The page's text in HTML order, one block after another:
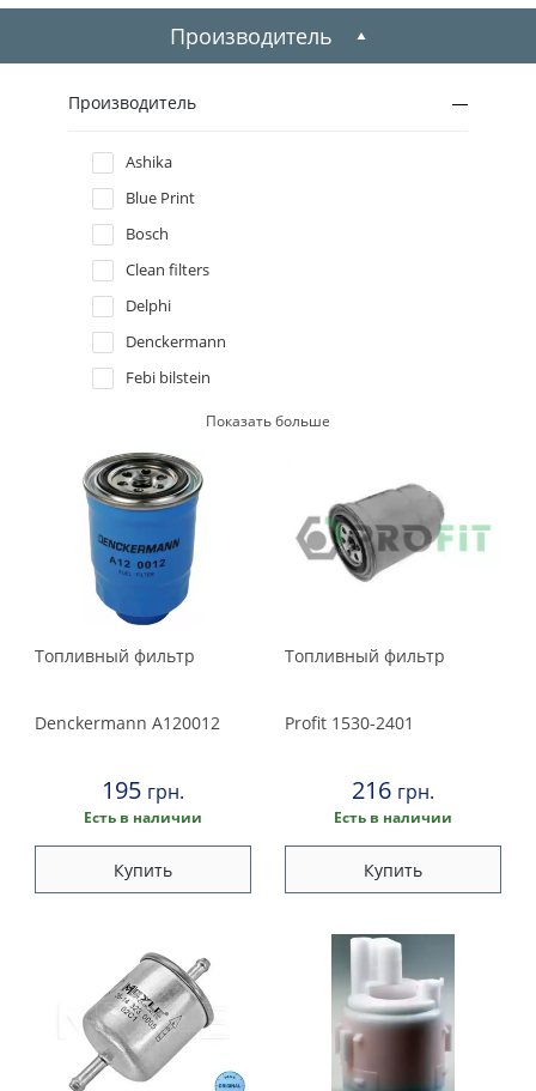
2008
2007
2006
2005
2004
2003
2002
2001
Производитель
Производитель
Ashika
Blue Print
Bosch
Clean filters
Delphi
Denckermann
Febi bilstein
Hengst filter
Kamoka
Mann-filter
Misfat
Nipparts
Purflux
Sofima
Tecneco filters
Wix filters
Показать больше
Топливный фильтр
Denckermann A120012
195 грн.
Есть в наличии
Купить
Топливный фильтр
Profit 1530-2401
216 грн.
Есть в наличии
Купить